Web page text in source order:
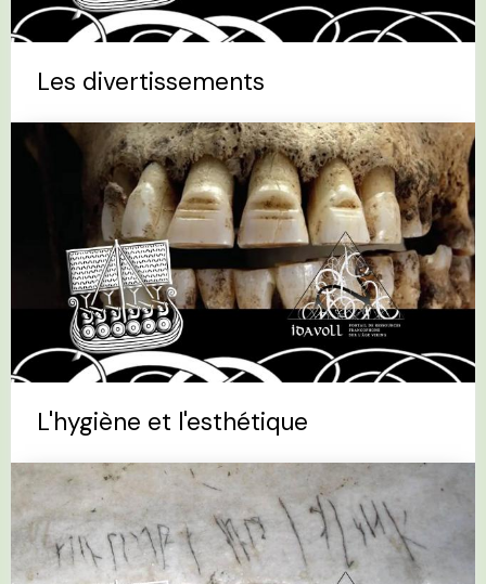
Les divertissements
L'hygiène et l'esthétique